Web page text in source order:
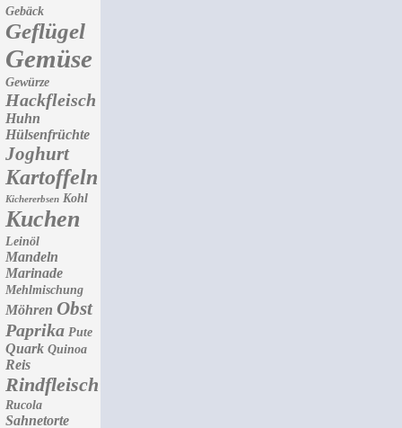
Gebäck
Geflügel
Gemüse
Gewürze
Hackfleisch
Huhn
Hülsenfrüchte
Joghurt
Kartoffeln
Kichererbsen Kohl
Kuchen
Leinöl
Mandeln
Marinade
Mehlmischung
Möhren Obst
Paprika Pute
Quark Quinoa
Reis
Rindfleisch
Rucola
Sahnetorte